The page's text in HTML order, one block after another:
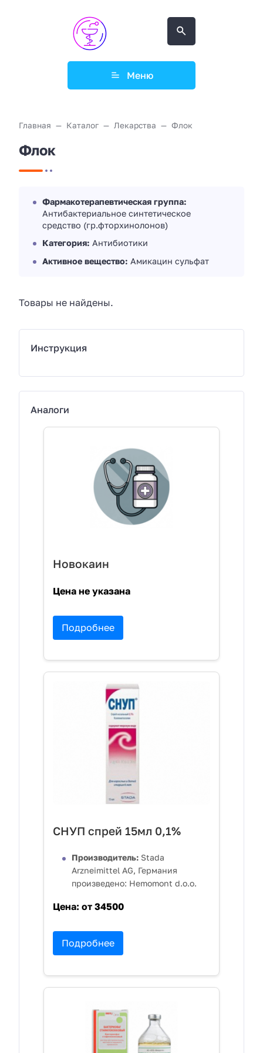
Меню
Главная Каталог Лекарства Флок
Флок
Фармакотерапевтическая группа:
Антибактериальное синтетическое
средство (гр.фторхинолонов)
Категория: Антибиотики
Активное вещество: Амикацин сульфат
Товары не найдены.
Инструкция
Аналоги
Новокаин
Цена не указана
Подробнее
СНУП спрей 15мл 0,1%
Производитель: Stada
Arzneimittel AG, Германия
произведено: Hemomont d.o.o.
Цена: от 34500
Подробнее